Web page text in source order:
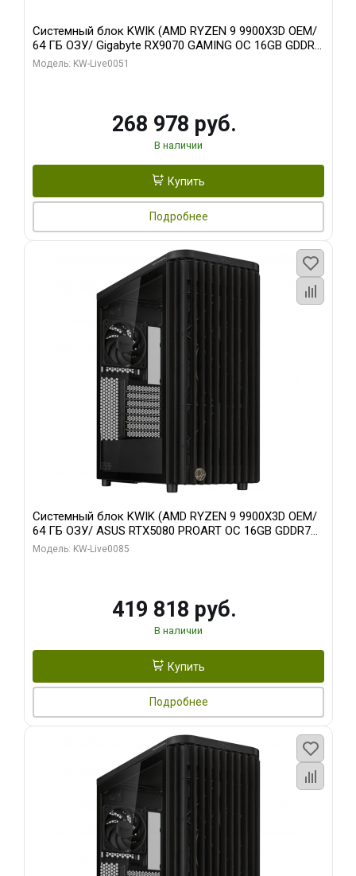
Системный блок KWIK (AMD RYZEN 9 9900X3D OEM/
64 ГБ ОЗУ/ Gigabyte RX9070 GAMING OC 16GB GDDR6
256bit 2xDP 2xH/ 960 ГБ SSD)
Модель: KW-Live0051
268 978 руб.
В наличии
Купить
Подробнее
Системный блок KWIK (AMD RYZEN 9 9900X3D OEM/
64 ГБ ОЗУ/ ASUS RTX5080 PROART OC 16GB GDDR7
256bit Type-C DP 2/ 960 ГБ SSD)
Модель: KW-Live0085
419 818 руб.
В наличии
Купить
Подробнее